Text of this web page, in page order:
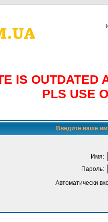
IS OUTDATED
PLS USE
Введите ваше
Имя:
Пароль:
Автоматически